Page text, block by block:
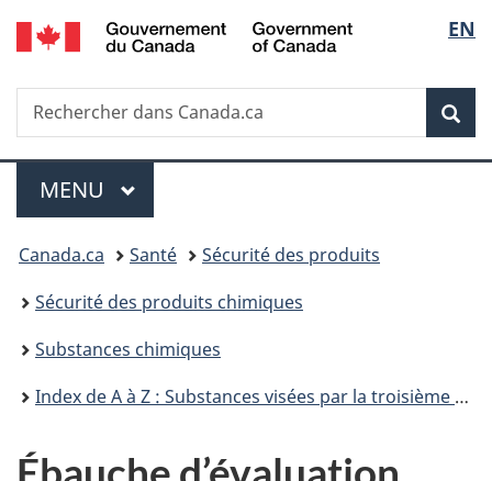
Passer
au
principal
Passer
à
Au
du
Passer
à
version
simplifiée
de
la
EN
Recherche
Rechercher
dans
Menu
MENU PRINCIPAL
Vous
êtes
ici :
Canada.ca Santé
Sécurité des produits
Sécurité des produits chimiques
Substances chimiques
Index de A à Z : Substances visées par la troisième phase du Plan de gestion des produits chimiques